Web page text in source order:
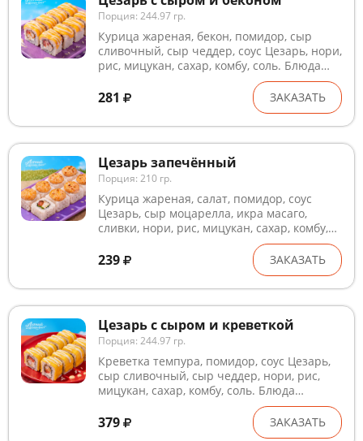
отличаться от изображения
Порция: 244.97 гр.
Курица жареная, бекон, помидор, сыр
сливочный, сыр чеддер, соус Цезарь, нори,
рис, мицукан, сахар, комбу, соль. Блюда
готовятся на предприятии, где
используются глютен, лактоза, кунжут,
рыба, ракообразные и продукты их
переработки. В рыбном и курином филе
может незначительно отличаться от
изображения
281 ЗАКАЗАТЬ
Цезарь запечённый
Порция: 210 гр.
Курица жареная, салат, помидор, соус
Цезарь, сыр моцарелла, икра масаго,
сливки, нори, рис, мицукан, сахар, комбу,
соль. Блюда готовятся на предприятии,
где используются глютен, лактоза, кунжут,
рыба, ракообразные и продукты их
переработки. В рыбном и курином филе
может незначительно отличаться от
изображения
239 ЗАКАЗАТЬ
Цезарь с сыром и креветкой
Порция: 244.97 гр.
Креветка темпура, помидор, соус Цезарь,
сыр сливочный, сыр чеддер, нори, рис,
мицукан, сахар, комбу, соль. Блюда
готовятся на предприятии, где
используются глютен, лактоза, кунжут,
рыба, ракообразные и продукты их
379 ЗАКАЗАТЬ